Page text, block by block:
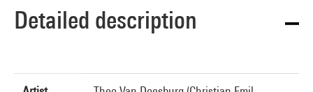
Detailed description